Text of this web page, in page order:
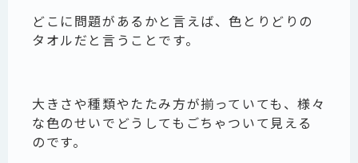
どこに問題があるかと言えば、色とりどりの
タオルだと言うことです。
大きさや種類やたたみ方が揃っていても、様々
な色のせいでどうしてもごちゃついて見える
のです。